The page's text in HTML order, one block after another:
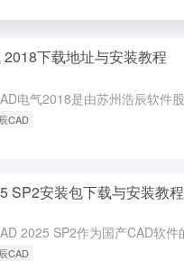
下载地址与安装教程
CAD
SP2安装包下载与安装教程
CAD